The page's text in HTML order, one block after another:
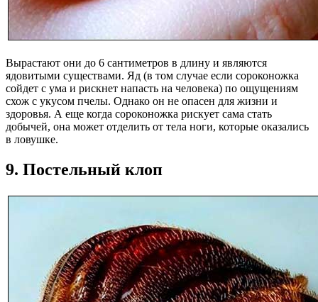
Вырастают они до 6 сантиметров в длину и являются
ядовитыми существами. Яд (в том случае если сороконожка
сойдет с ума и рискнет напасть на человека) по ощущениям
схож с укусом пчелы. Однако он не опасен для жизни и
здоровья. А еще когда сороконожка рискует сама стать
добычей, она может отделить от тела ноги, которые оказались
в ловушке.
9. Постельный клоп